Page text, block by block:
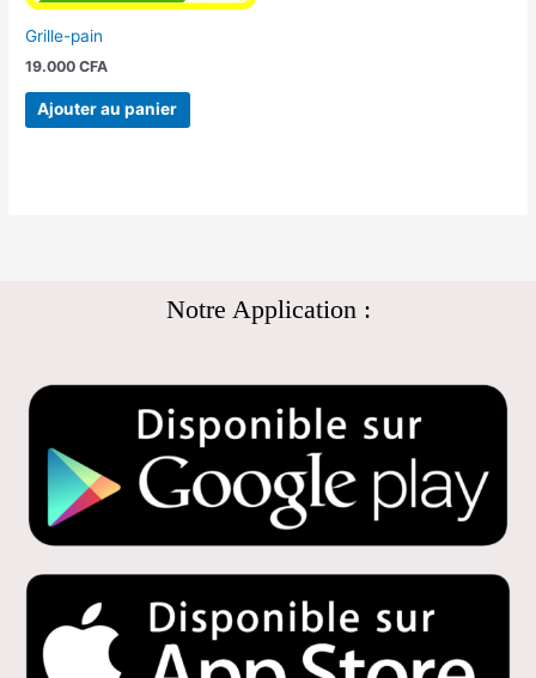
Grille-pain
19.000CFA
Ajouter au panier
Notre Application :